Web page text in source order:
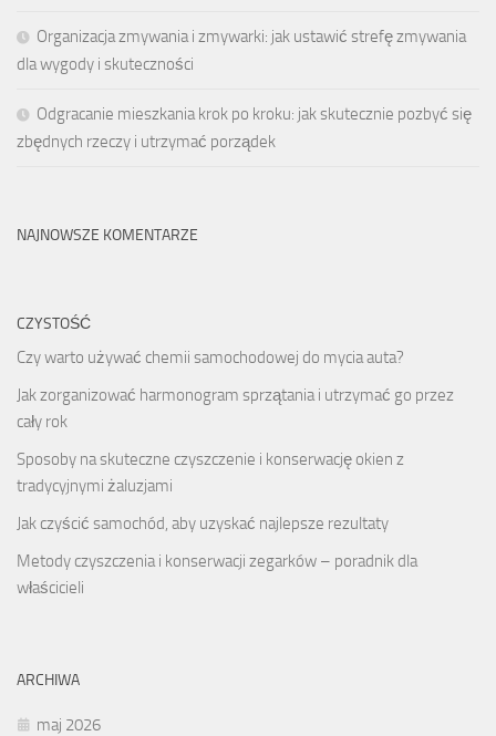
Organizacja zmywania i zmywarki: jak ustawić strefę zmywania
dla wygody i skuteczności
Odgracanie mieszkania krok po kroku: jak skutecznie pozbyć się
zbędnych rzeczy i utrzymać porządek
NAJNOWSZE KOMENTARZE
CZYSTOŚĆ
Czy warto używać chemii samochodowej do mycia auta?
Jak zorganizować harmonogram sprzątania i utrzymać go przez
cały rok
Sposoby na skuteczne czyszczenie i konserwację okien z
tradycyjnymi żaluzjami
Jak czyścić samochód, aby uzyskać najlepsze rezultaty
Metody czyszczenia i konserwacji zegarków – poradnik dla
właścicieli
ARCHIWA
maj 2026